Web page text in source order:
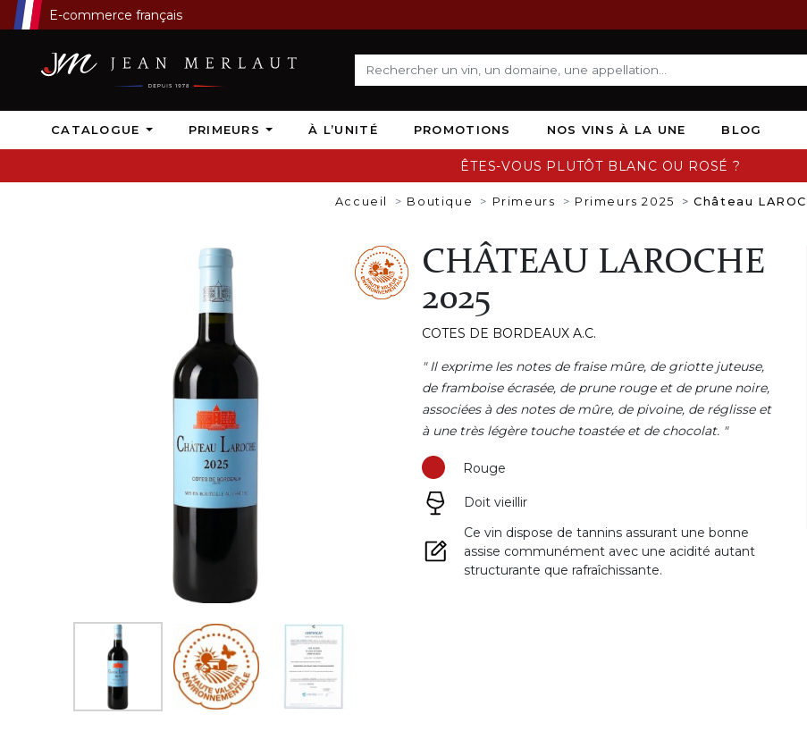
E-commerce français
CATALOGUE PRIMEURS À L’UNITÉ PROMOTIONS NOS VINS À LA UNE BLOG
ÊTES-VOUS PLUTÔT BLANC OU ROSÉ ?
Accueil Boutique Primeurs Primeurs 2025 Château
CHÂTEAU LAROCHE
2025
COTES DE BORDEAUX A.C.
" Il exprime les notes de fraise mûre, de griotte juteuse,
de framboise écrasée, de prune rouge et de prune noire,
associées à des notes de mûre, de pivoine, de réglisse et
à une très légère touche toastée et de chocolat. "
Rouge
Doit vieillir
Ce vin dispose de tannins assurant une bonne
assise communément avec une acidité autant
structurante que rafraîchissante.